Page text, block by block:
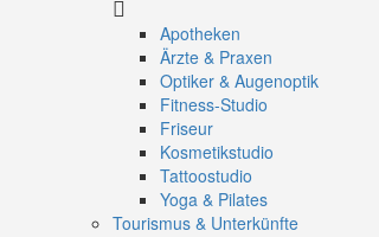
Apotheken
Ärzte & Praxen
Optiker & Augenoptik
Fitness-Studio
Friseur
Kosmetikstudio
Tattoostudio
Yoga & Pilates
Tourismus & Unterkünfte